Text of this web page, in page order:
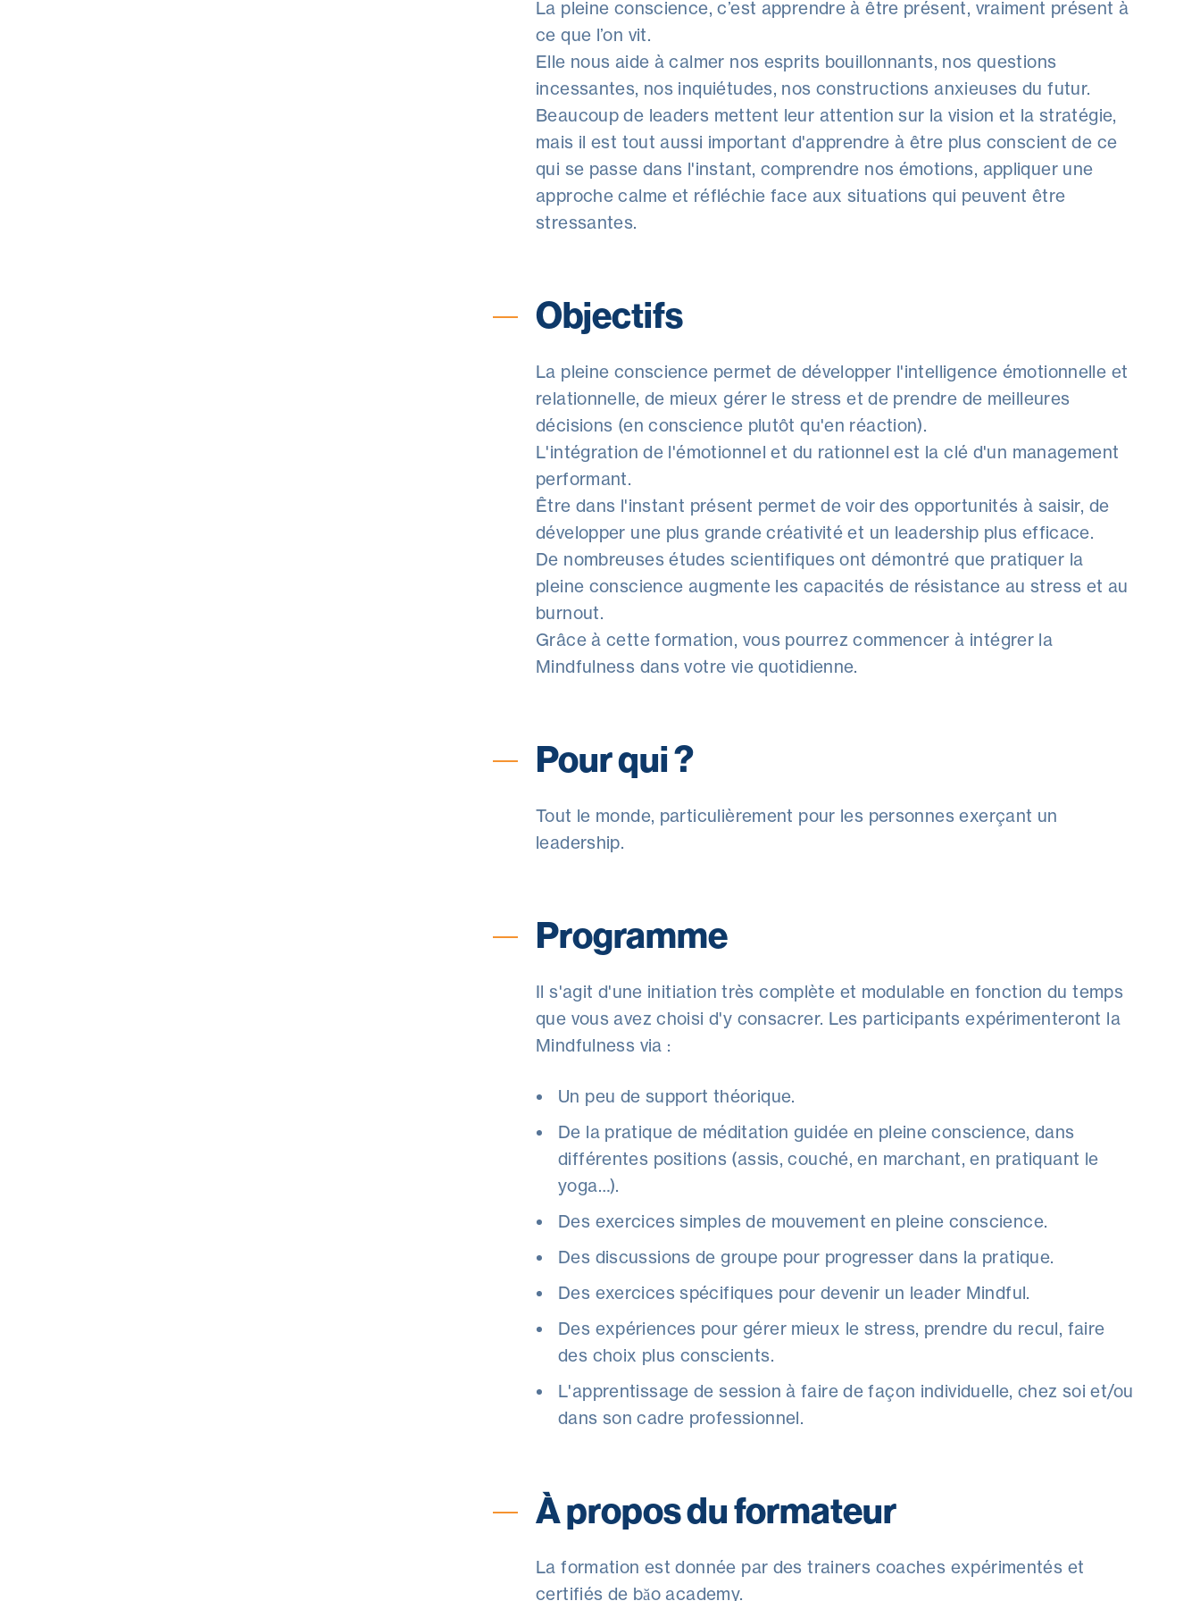
La pleine conscience, c’est apprendre à être présent, vraiment présent à
ce que l’on vit.
Elle nous aide à calmer nos esprits bouillonnants, nos questions
incessantes, nos inquiétudes, nos constructions anxieuses du futur.
Beaucoup de leaders mettent leur attention sur la vision et la stratégie,
mais il est tout aussi important d'apprendre à être plus conscient de ce
qui se passe dans l'instant, comprendre nos émotions, appliquer une
approche calme et réfléchie face aux situations qui peuvent être
stressantes.
Objectifs
La pleine conscience permet de développer l'intelligence émotionnelle et
relationnelle, de mieux gérer le stress et de prendre de meilleures
décisions (en conscience plutôt qu'en réaction).
L'intégration de l'émotionnel et du rationnel est la clé d'un management
performant.
Être dans l'instant présent permet de voir des opportunités à saisir, de
développer une plus grande créativité et un leadership plus efficace.
De nombreuses études scientifiques ont démontré que pratiquer la
pleine conscience augmente les capacités de résistance au stress et au
burnout.
Grâce à cette formation, vous pourrez commencer à intégrer la
Mindfulness dans votre vie quotidienne.
Pour qui ?
Tout le monde, particulièrement pour les personnes exerçant un
leadership.
Programme
Il s'agit d'une initiation très complète et modulable en fonction du temps
que vous avez choisi d'y consacrer. Les participants expérimenteront la
Mindfulness via :
Un peu de support théorique.
De la pratique de méditation guidée en pleine conscience, dans
différentes positions (assis, couché, en marchant, en pratiquant le
yoga…).
Des exercices simples de mouvement en pleine conscience.
Des discussions de groupe pour progresser dans la pratique.
Des exercices spécifiques pour devenir un leader Mindful.
Des expériences pour gérer mieux le stress, prendre du recul, faire
des choix plus conscients.
L'apprentissage de session à faire de façon individuelle, chez soi et/ou
dans son cadre professionnel.
À propos du formateur
La formation est donnée par des trainers coaches expérimentés et
certifiés de băo academy.